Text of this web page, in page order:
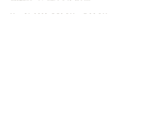
May 31, 2023, 5:50 PM – 7:00 PM